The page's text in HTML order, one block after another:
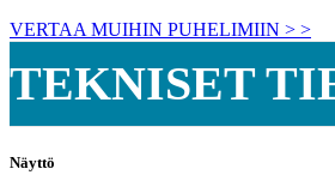
VERTAA MUIHIN PUHELIMIIN > >
TEKNISET
Näyttö